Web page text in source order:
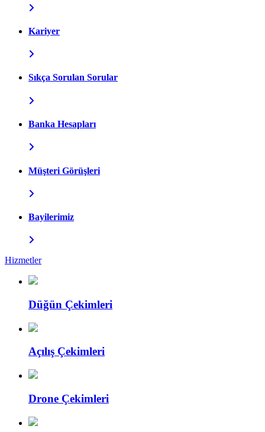
Kariyer
Sıkça Sorulan Sorular
Banka Hesapları
Müşteri Görüşleri
Bayilerimiz
Hizmetler
Düğün Çekimleri
Açılış Çekimleri
Drone Çekimleri